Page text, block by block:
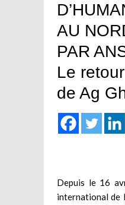
AU
PAR
Le
de Ag
Depuis le 16
international de